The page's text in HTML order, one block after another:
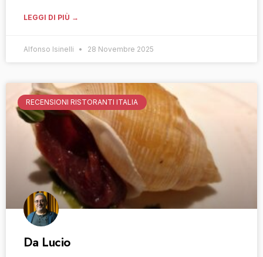
LEGGI DI PIÙ →
Alfonso Isinelli 28 Novembre 2025
RECENSIONI RISTORANTI ITALIA
Da Lucio